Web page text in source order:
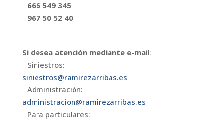
666 549 345
967 50 52 40
Si desea atención mediante e-mail:
Siniestros:
siniestros@ramirezarribas.es
Administración:
administracion@ramirezarribas.es
Para particulares: